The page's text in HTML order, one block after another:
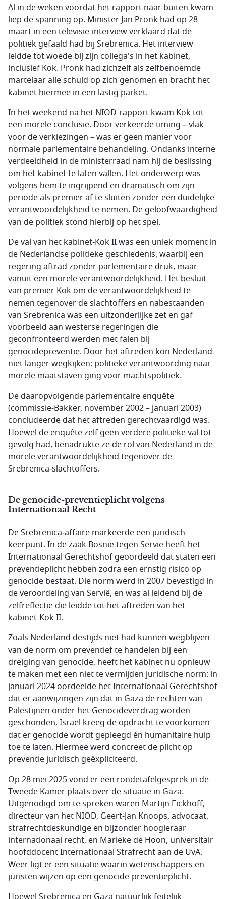
Al in de weken voordat het rapport naar buiten kwam
liep de spanning op. Minister Jan Pronk had op 28
maart in een televisie-interview verklaard dat de
politiek gefaald had bij Srebrenica. Het interview
leidde tot woede bij zijn collega's in het kabinet,
inclusief Kok. Pronk had zichzelf als zelfbenoemde
martelaar alle schuld op zich genomen en bracht het
kabinet hiermee in een lastig parket.
In het weekend na het NIOD-rapport kwam Kok tot
een morele conclusie. Door verkeerde timing – vlak
voor de verkiezingen – was er geen manier voor
normale parlementaire behandeling. Ondanks interne
verdeeldheid in de ministerraad nam hij de beslissing
om het kabinet te laten vallen. Het onderwerp was
volgens hem te ingrijpend en dramatisch om zijn
periode als premier af te sluiten zonder een duidelijke
verantwoordelijkheid te nemen. De geloofwaardigheid
van de politiek stond hierbij op het spel.
De val van het kabinet-Kok II was een uniek moment in
de Nederlandse politieke geschiedenis, waarbij een
regering aftrad zonder parlementaire druk, maar
vanuit een morele verantwoordelijkheid. Het besluit
van premier Kok om de verantwoordelijkheid te
nemen tegenover de slachtoffers en nabestaanden
van Srebrenica was een uitzonderlijke zet en gaf
voorbeeld aan westerse regeringen die
geconfronteerd werden met falen bij
genocidepreventie. Door het aftreden kon Nederland
niet langer wegkijken: politieke verantwoording naar
morele maatstaven ging voor machtspolitiek.
De daaropvolgende parlementaire enquête
(commissie‑Bakker, november 2002 – januari 2003)
concludeerde dat het aftreden gerechtvaardigd was.
Hoewel de enquête zelf geen verdere politieke val tot
gevolg had, benadrukte ze de rol van Nederland in de
morele verantwoordelijkheid tegenover de
Srebrenica‑slachtoffers.
De genocide-preventieplicht volgens
Internationaal Recht
De Srebrenica‑affaire markeerde een juridisch
keerpunt. In de zaak Bosnië tegen Servië heeft het
Internationaal Gerechtshof geoordeeld dat staten een
preventieplicht hebben zodra een ernstig risico op
genocide bestaat. Die norm werd in 2007 bevestigd in
de veroordeling van Servië, en was al leidend bij de
zelfreflectie die leidde tot het aftreden van het
kabinet-Kok II.
Zoals Nederland destijds niet had kunnen wegblijven
van de norm om preventief te handelen bij een
dreiging van genocide, heeft het kabinet nu opnieuw
te maken met een niet te vermijden juridische norm: in
januari 2024 oordeelde het Internationaal Gerechtshof
dat er aanwijzingen zijn dat in Gaza de rechten van
Palestijnen onder het Genocideverdrag worden
geschonden. Israël kreeg de opdracht te voorkomen
dat er genocide wordt gepleegd én humanitaire hulp
toe te laten. Hiermee werd concreet de plicht op
preventie juridisch geëxpliciteerd.
Op 28 mei 2025 vond er een rondetafelgesprek in de
Tweede Kamer plaats over de situatie in Gaza.
Uitgenodigd om te spreken waren Martijn Eickhoff,
directeur van het NIOD, Geert-Jan Knoops, advocaat,
strafrechtdeskundige en bijzonder hoogleraar
internationaal recht, en Marieke de Hoon, universitair
hoofddocent Internationaal Strafrecht aan de UvA.
Weer ligt er een situatie waarin wetenschappers en
juristen wijzen op een genocide-preventieplicht.